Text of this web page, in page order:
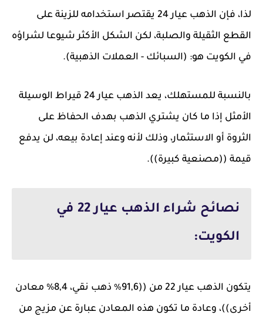
لذا، فإن الذهب عيار 24 يقتصر استخدامه للزينة على
القطع الثقيلة والصلبة، لكن الشكل الأكثر شيوعا لشراؤه
في الكويت هو: (السبائك - العملات الذهبية).
بالنسبة للمستهلك، يعد الذهب عيار 24 قيراط الوسيلة
الأمثل إذا ما كان يشتري الذهب بهدف الحفاظ على
الثروة أو الاستثمار، وذلك لأنه وعند إعادة بيعه، لن يدفع
قيمة ((مصنعية كبيرة)).
نصائح شراء الذهب عيار 22 في
الكويت:
يتكون الذهب عيار 22 من ((91,6٪ ذهب نقي، 8,4% معادن
أخرى))، وعادة ما تكون هذه المعادن عبارة عن مزيج من